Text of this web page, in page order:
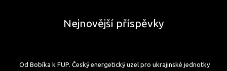
Nejnovější příspěvky
Od Bobíka k FUP. Český energetický uzel pro ukrajinské jednotky